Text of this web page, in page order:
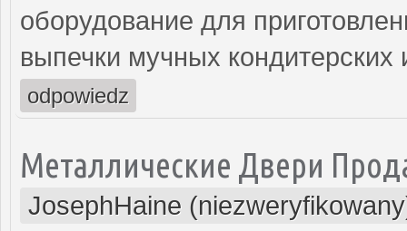
оборудование для
выпечки мучных кондитерских
odpowiedz
Металлические Двери
JosephHaine